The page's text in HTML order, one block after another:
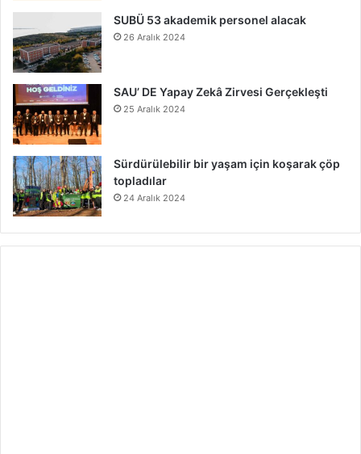
SUBÜ 53 akademik personel alacak
26 Aralık 2024
SAU’ DE Yapay Zekâ Zirvesi Gerçekleşti
25 Aralık 2024
Sürdürülebilir bir yaşam için koşarak çöp
topladılar
24 Aralık 2024